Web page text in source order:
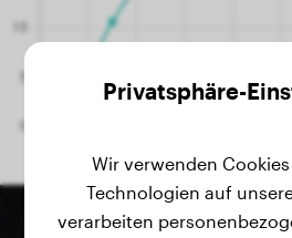
Privatsphäre-
Wir verwenden
Technologien auf
verarbeiten